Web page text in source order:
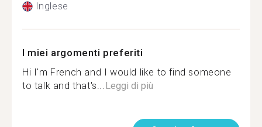
Inglese
I miei argomenti preferiti
Hi I'm French and I would like to find someone
to talk and that's...Leggi di più